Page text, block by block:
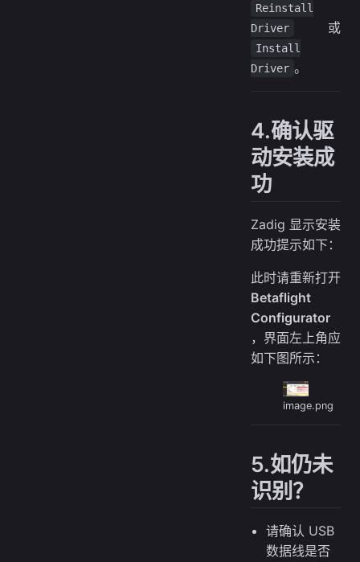
Reinstall
Driver
或
Install
Driver 。
4.确认驱
动安装成
功
Zadig 显示安装
成功提示如下：
此时请重新打开
Betaflight
Configurator
，界面左上角应
如下图所示：
image.png
5.如仍未
识别？
请确认 USB
数据线是否